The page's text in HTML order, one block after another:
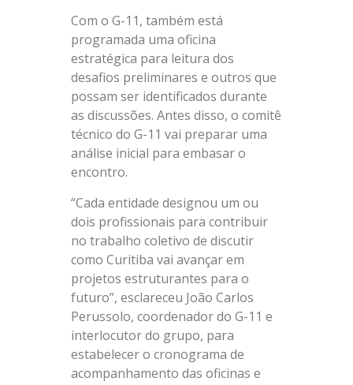
Com o G-11, também está
programada uma oficina
estratégica para leitura dos
desafios preliminares e outros que
possam ser identificados durante
as discussões. Antes disso, o comitê
técnico do G-11 vai preparar uma
análise inicial para embasar o
encontro.
“Cada entidade designou um ou
dois profissionais para contribuir
no trabalho coletivo de discutir
como Curitiba vai avançar em
projetos estruturantes para o
futuro”, esclareceu João Carlos
Perussolo, coordenador do G-11 e
interlocutor do grupo, para
estabelecer o cronograma de
acompanhamento das oficinas e